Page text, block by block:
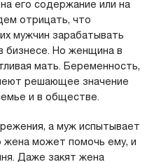
его содержание или на
отрицать, что
мужчин зарабатывать
бизнесе. Но женщина в
мать. Беременность,
решающее значение
и в обществе.
а муж испытывает
жена может помочь ему, и
Даже закят жена